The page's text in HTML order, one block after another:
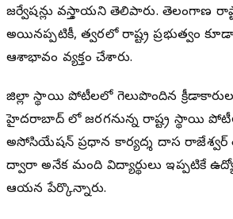
రిజర్వేషన్లు వర్తిస్తాయని తెలిపారు. తెలంగాణ
అయినప్పటికీ, త్వరలో రాష్ట్ర ప్రభుత్వం కూడా
ఆశాభావం వ్యక్తం చేశారు.
జిల్లా స్థాయి పోటీలలో గెలుపొందిన
హైదరాబాద్ లో జరగనున్న రాష్ట్ర స్థాయి
అసోసియేషన్ ప్రధాన కార్యదర్శి దాసరి రాజేశ్వర్
ద్వారా అనేక మంది విద్యార్థులు ఇప్పటికే
ఆయన పేర్కొన్నారు.